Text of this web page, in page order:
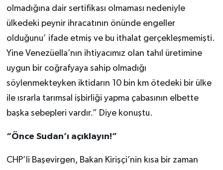
olmadığına dair sertifikası olmaması nedeniyle
ülkedeki peynir ihracatının önünde engeller
olduğunu’ ifade etmiş ve bu ithalat gerçekleşmemişti.
Yine Venezüella’nın ihtiyacımız olan tahıl üretimine
uygun bir coğrafyaya sahip olmadığı
söylenmekteyken iktidarın 10 bin km ötedeki bir ülke
ile ısrarla tarımsal işbirliği yapma çabasının elbette
başka sebepleri vardır.” Diye konuştu.
“Önce Sudan’ı açıklayın!”
CHP’li Başevirgen, Bakan Kirişçi’nin kısa bir zaman